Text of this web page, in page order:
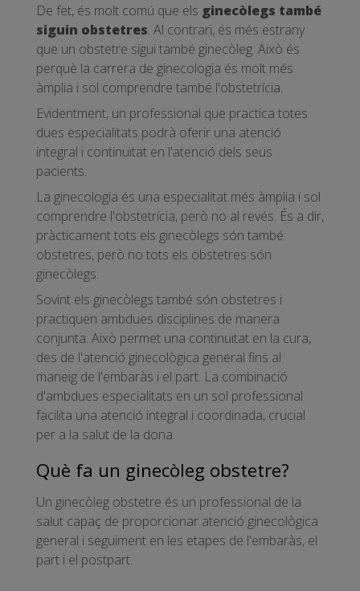
De fet, és molt comú que els ginecòlegs també
siguin obstetres. Al contrari, és més estrany
que un obstetre sigui també ginecòleg. Això és
perquè la carrera de ginecologia és molt més
àmplia i sol comprendre també l'obstetrícia.
Evidentment, un professional que practica totes
dues especialitats podrà oferir una atenció
integral i continuïtat en l'atenció dels seus
pacients.
La ginecologia és una especialitat més àmplia i sol
comprendre l'obstetrícia, però no al revés. És a dir,
pràcticament tots els ginecòlegs són també
obstetres, però no tots els obstetres són
ginecòlegs.
Sovint els ginecòlegs també són obstetres i
practiquen ambdues disciplines de manera
conjunta. Això permet una continuïtat en la cura,
des de l'atenció ginecològica general fins al
maneig de l'embaràs i el part. La combinació
d'ambdues especialitats en un sol professional
facilita una atenció integral i coordinada, crucial
per a la salut de la dona.
Què fa un ginecòleg obstetre?
Un ginecòleg obstetre és un professional de la
salut capaç de proporcionar atenció ginecològica
general i seguiment en les etapes de l'embaràs, el
part i el postpart.